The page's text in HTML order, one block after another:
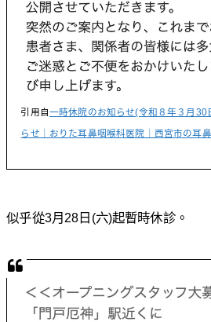
引用自一時休院のお知らせ(令和８年３月30
らせ｜おりた耳鼻咽喉科医院｜西宮市の耳
似乎從3月28日(六)起暫時休診。